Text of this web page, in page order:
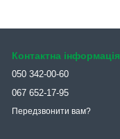
Контактна інформація
050 342-00-60
067 652-17-95
Передзвонити вам?